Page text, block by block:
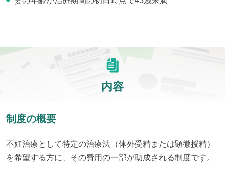
内容
制度の概要
不妊治療として特定の治療法（体外受精または顕微授精）
を希望する方に、その費用の一部が助成される制度です。